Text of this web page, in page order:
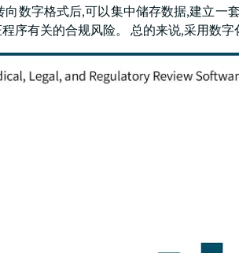
向数字格式后,可以集中储存数据,建立
序有关的合规风险。 总的来说,采用数字